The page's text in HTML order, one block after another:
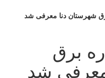
شهرستان دنا معرفی شد
برق
شد